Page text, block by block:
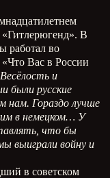
В
работал во
Вас в России
и
были русские
нам. Гораздо лучше
в немецком… У
что бы
выиграли войну и
в советском